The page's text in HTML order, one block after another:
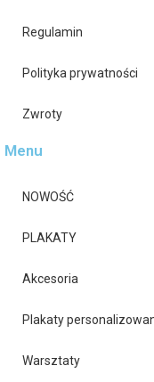
Regulamin
Polityka prywatności
Zwroty
Menu
NOWOŚĆ
PLAKATY
Akcesoria
Plakaty
Warsztaty